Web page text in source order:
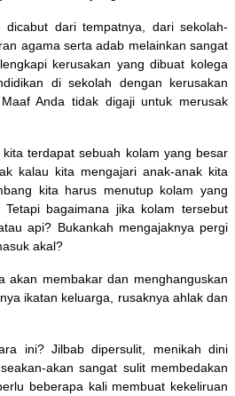
dari tempatnya, dari sekolah-
agama serta adab melainkan sangat
kerusakan yang dibuat kolega
di sekolah dengan kerusakan
Anda tidak digaji untuk merusak
terdapat sebuah kolam yang besar
kalau kita mengajari anak-anak kita
kita harus menutup kolam yang
Tetapi bagaimana jika kolam tersebut
api? Bukankah mengajaknya pergi
akal?
akan membakar dan menghanguskan
ikatan keluarga, rusaknya ahlak dan
ini? Jilbab dipersulit, menikah dini
akan sangat sulit membedakan
beberapa kali membuat kekeliruan